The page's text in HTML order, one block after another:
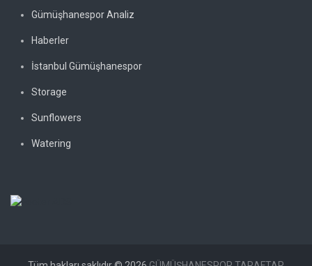
Gümüşhanespor Analiz
Haberler
İstanbul Gümüşhanespor
Storage
Sunflowers
Watering